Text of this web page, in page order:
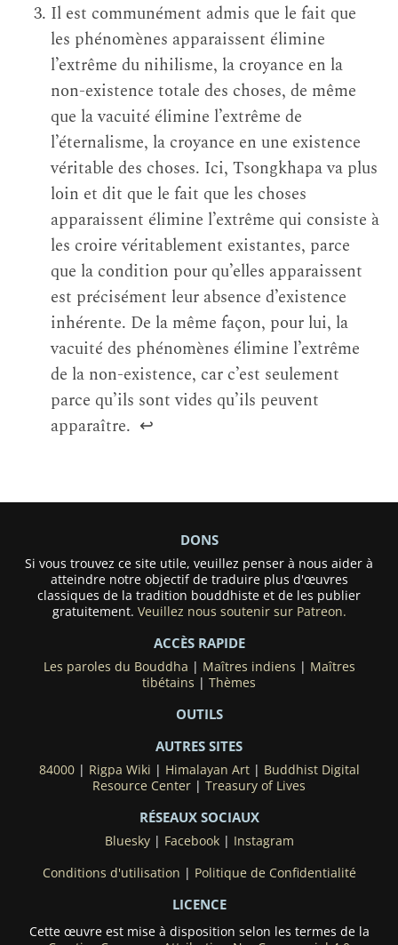
Il est communément admis que le fait que
les phénomènes apparaissent élimine
l’extrême du nihilisme, la croyance en la
non-existence totale des choses, de même
que la vacuité élimine l’extrême de
l’éternalisme, la croyance en une existence
véritable des choses. Ici, Tsongkhapa va plus
loin et dit que le fait que les choses
apparaissent élimine l’extrême qui consiste à
les croire véritablement existantes, parce
que la condition pour qu’elles apparaissent
est précisément leur absence d’existence
inhérente. De la même façon, pour lui, la
vacuité des phénomènes élimine l’extrême
de la non-existence, car c’est seulement
parce qu’ils sont vides qu’ils peuvent
apparaître. ↩
DONS
Si vous trouvez ce site utile, veuillez penser à nous aider à
atteindre notre objectif de traduire plus d'œuvres
classiques de la tradition bouddhiste et de les publier
gratuitement. Veuillez nous soutenir sur Patreon.
ACCÈS RAPIDE
Les paroles du Bouddha | Maîtres indiens | Maîtres
tibétains | Thèmes
OUTILS
AUTRES SITES
84000| Rigpa Wiki | Himalayan Art| Buddhist Digital
Resource Center | Treasury of Lives
RÉSEAUX SOCIAUX
Bluesky| Facebook| Instagram
Conditions d'utilisation | Politique de Confidentialité
LICENCE
Cette œuvre est mise à disposition selon les termes de la